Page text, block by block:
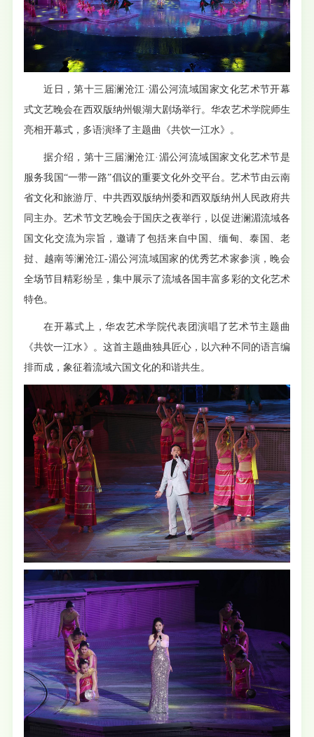
近日，第十三届澜沧江·湄公河流域国家文化艺术节开幕
式文艺晚会在西双版纳州银湖大剧场举行。华农艺术学院师生
亮相开幕式，多语演绎了主题曲《共饮一江水》。
据介绍，第十三届澜沧江·湄公河流域国家文化艺术节是
服务我国“一带一路”倡议的重要文化外交平台。艺术节由云南
省文化和旅游厅、中共西双版纳州委和西双版纳州人民政府共
同主办。艺术节文艺晚会于国庆之夜举行，以促进澜湄流域各
国文化交流为宗旨，邀请了包括来自中国、缅甸、泰国、老
挝、越南等澜沧江-湄公河流域国家的优秀艺术家参演，晚会
全场节目精彩纷呈，集中展示了流域各国丰富多彩的文化艺术
特色。
在开幕式上，华农艺术学院代表团演唱了艺术节主题曲
《共饮一江水》。这首主题曲独具匠心，以六种不同的语言编
排而成，象征着流域六国文化的和谐共生。